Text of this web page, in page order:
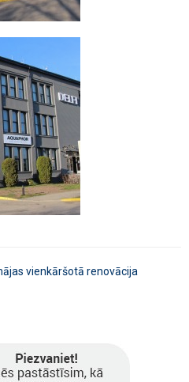
vienkāršotā renovācija